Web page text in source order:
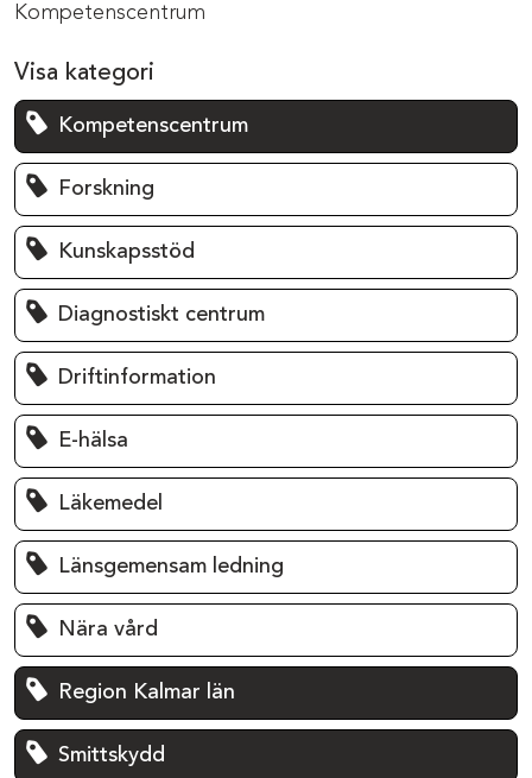
Kompetenscentrum
Visa kategori
Kompetenscentrum
Forskning
Kunskapsstöd
Diagnostiskt centrum
Driftinformation
E-hälsa
Läkemedel
Länsgemensam ledning
Nära vård
Region Kalmar län
Smittskydd